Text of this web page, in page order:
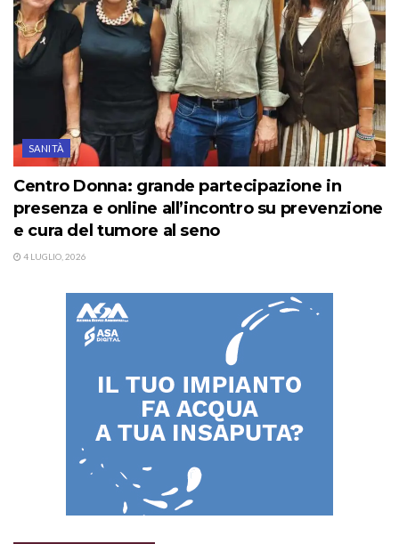
SANITÀ
Centro Donna: grande partecipazione in
presenza e online all’incontro su prevenzione
e cura del tumore al seno
4 LUGLIO, 2026